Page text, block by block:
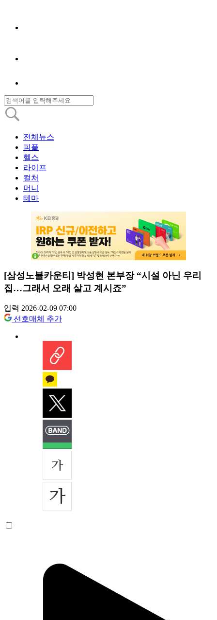
전체뉴스
피플
헬스
라이프
컬처
머니
테마
[삼성노블카운티] 박성현 본부장 “시설 아닌 우리
집…그래서 오래 살고 계시죠”
입력 2026-02-09 07:00
선호매체 추가